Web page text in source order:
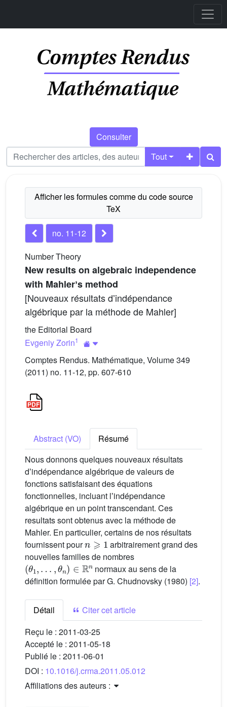
Consulter
Tout
no. 11-12
Number Theory
New results on algebraic independence
with Mahlerʼs method
[Nouveaux résultats dʼindépendance
algébrique par la méthode de Mahler]
the Editorial Board
Evgeniy Zorin1
Comptes Rendus. Mathématique, Volume 349
(2011) no. 11-12, pp. 607-610
Abstract (VO)
Résumé
Nous donnons quelques nouveaux résultats
dʼindépendance algébrique de valeurs de
fonctions satisfaisant des équations
fonctionnelles, incluant lʼindépendance
algébrique en un point transcendant. Ces
resultats sont obtenus avec la méthode de
Mahler. En particulier, certains de nos résultats
fournissent pour
n⩾1
arbitrairement grand des
nouvelles familles de nombres
(θ1,…,θn)∈Rn
normaux au sens de la
définition formulée par G. Chudnovsky (1980) [2].
Détail
Citer cet article
Reçu le : 2011-03-25
Accepté le : 2011-05-18
Publié le : 2011-06-01
DOI : 10.1016/j.crma.2011.05.012
Affiliations des auteurs :